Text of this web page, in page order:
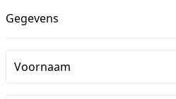
Gegevens
Voornaam